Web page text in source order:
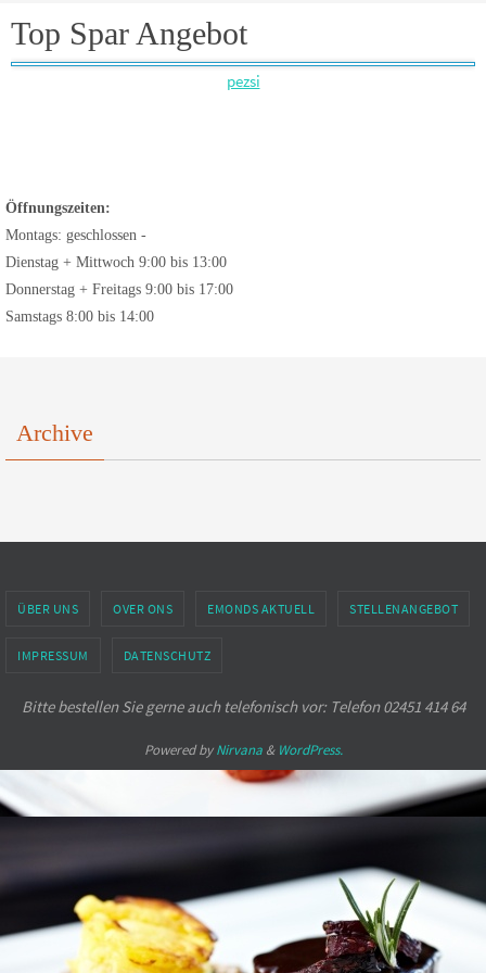
Top Spar Angebot
pezsi
Öffnungszeiten:
Montags: geschlossen -
Dienstag + Mittwoch 9:00 bis 13:00
Donnerstag + Freitags 9:00 bis 17:00
Samstags 8:00 bis 14:00
Archive
ÜBER UNS OVER ONS EMONDS AKTUELL STELLENANGEBOT
IMPRESSUM DATENSCHUTZ
Bitte bestellen Sie gerne auch telefonisch vor: Telefon 02451 414 64
Powered byNirvana& WordPress.